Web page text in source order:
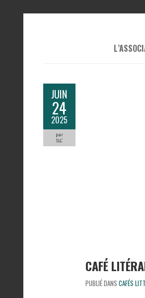
JUIN
24
2025
par
SLC
CAFÉ
PUBLIÉ DANS CAFÉS